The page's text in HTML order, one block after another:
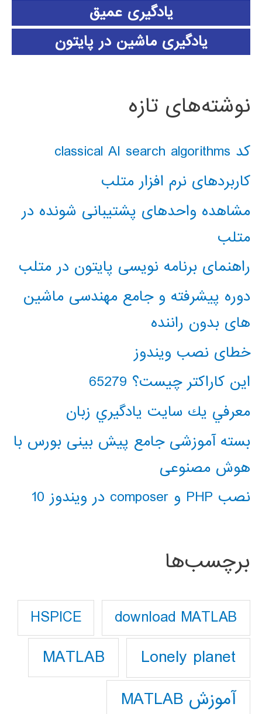
یادگیری عمیق
یادگیری ماشین در پایتون
نوشته‌های تازه
کد classical AI search algorithms
کاربردهای نرم افزار متلب
مشاهده واحدهای پشتیبانی شونده در
متلب
راهنمای برنامه نویسی پایتون در متلب
دوره پیشرفته و جامع مهندسی ماشین
های بدون راننده
خطای نصب ویندوز
این کاراکتر چیست؟ 65279
معرفي يك سايت يادگيري زبان
بسته آموزشی جامع پیش بینی بورس با
هوش مصنوعی
نصب PHP و composer در ویندوز 10
برچسب‌ها
download MATLAB
HSPICE
Lonely planet
MATLAB
آموزش MATLAB